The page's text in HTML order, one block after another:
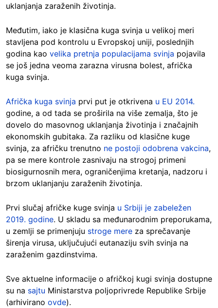
uklanjanja zaraženih životinja.
Međutim, iako je klasična kuga svinja u velikoj meri
stavljena pod kontrolu u Evropskoj uniji, poslednjih
godina kao velika pretnja populacijama svinja pojavila
se još jedna veoma zarazna virusna bolest, afrička
kuga svinja.
Afrička kuga svinja prvi put je otkrivena u EU 2014.
godine, a od tada se proširila na više zemalja, što je
dovelo do masovnog uklanjanja životinja i značajnih
ekonomskih gubitaka. Za razliku od klasične kuge
svinja, za afričku trenutno ne postoji odobrena vakcina,
pa se mere kontrole zasnivaju na strogoj primeni
biosigurnosnih mera, ograničenjima kretanja, nadzoru i
brzom uklanjanju zaraženih životinja.
Prvi slučaj afričke kuge svinja u Srbiji je zabeležen
2019. godine. U skladu sa međunarodnim preporukama,
u zemlji se primenjuju stroge mere za sprečavanje
širenja virusa, uključujući eutanaziju svih svinja na
zaraženim gazdinstvima.
Sve aktuelne informacije o afričkoj kugi svinja dostupne
su na sajtu Ministarstva poljoprivrede Republike Srbije
(arhivirano ovde).